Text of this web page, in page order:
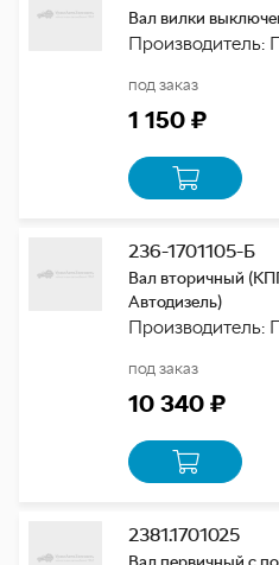
Вал вилки
Производитель:
под заказ
1 150 ₽
236-1701105-Б
Вал вторичный
Автодизель)
Производитель:
под заказ
10 340 ₽
2381.1701025